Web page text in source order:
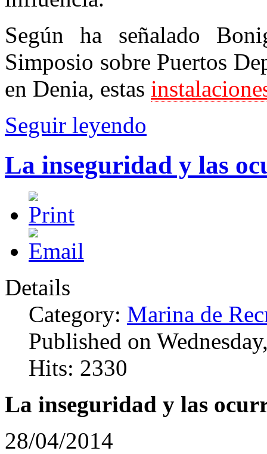
Según ha señalado
Simposio sobre Puertos
en Denia, estas
Seguir leyendo
La inseguridad y las
Details
Category: Marina de
Published on
Hits: 2330
La inseguridad y las
28/04/2014